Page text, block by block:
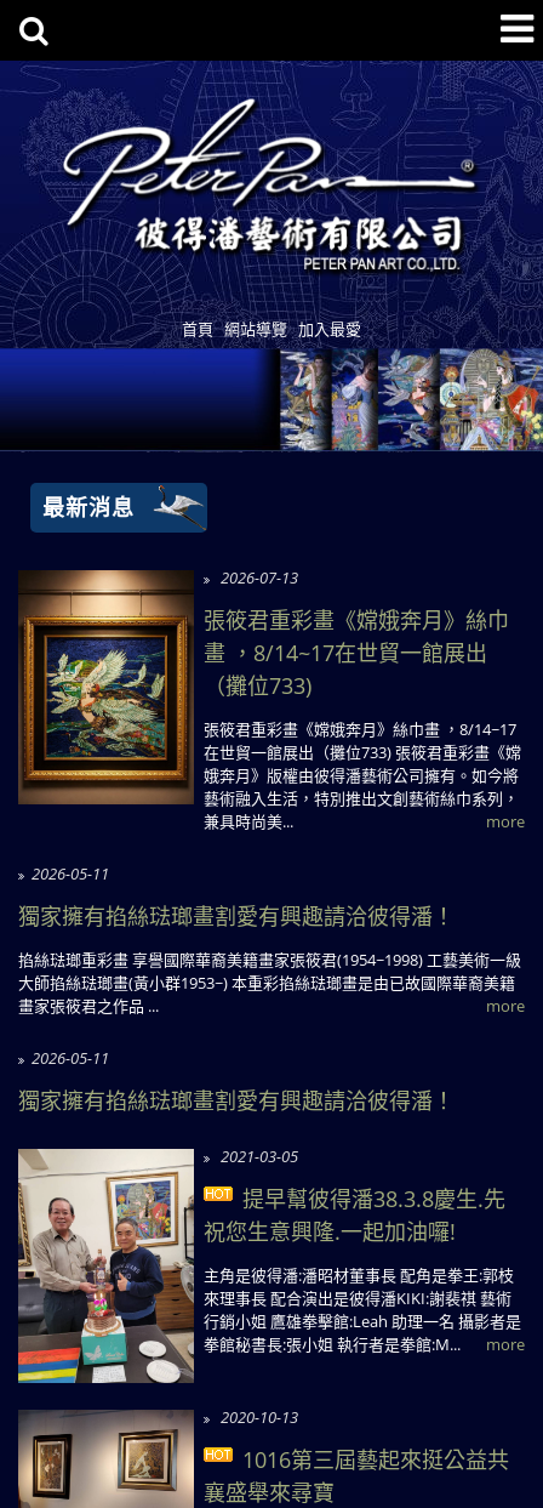
首頁 網站導覽 加入最愛
最新消息
2026-07-13
張筱君重彩畫《嫦娥奔月》絲巾
畫 ，8/14~17在世貿一館展出
（攤位733)
張筱君重彩畫《嫦娥奔月》絲巾畫 ，8/14~17
在世貿一館展出（攤位733) 張筱君重彩畫《嫦
娥奔月》版權由彼得潘藝術公司擁有。如今將
藝術融入生活，特別推出文創藝術絲巾系列，
兼具時尚美...
more
2026-05-11
獨家擁有掐絲琺瑯畫割愛有興趣請洽彼得潘！
掐絲琺瑯重彩畫 享譽國際華裔美籍畫家張筱君(1954~1998) 工藝美術一級
大師掐絲琺瑯畫(黃小群1953~) 本重彩掐絲琺瑯畫是由已故國際華裔美籍
畫家張筱君之作品 ...
more
2026-05-11
獨家擁有掐絲琺瑯畫割愛有興趣請洽彼得潘！
2021-03-05
提早幫彼得潘38.3.8慶生.先
祝您生意興隆.一起加油囉!
主角是彼得潘:潘昭材董事長 配角是拳王:郭枝
來理事長 配合演出是彼得潘KIKI:謝裴祺 藝術
行銷小姐 鷹雄拳擊館:Leah 助理一名 攝影者是
拳館秘書長:張小姐 執行者是拳館:M...
more
2020-10-13
1016第三屆藝起來挺公益共
襄盛舉來尋寶